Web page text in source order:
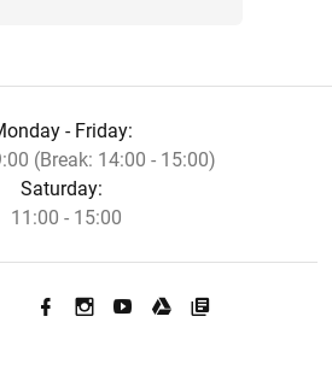
- Friday:
(Break: 14:00 - 15:00)
Saturday:
11:00 - 15:00